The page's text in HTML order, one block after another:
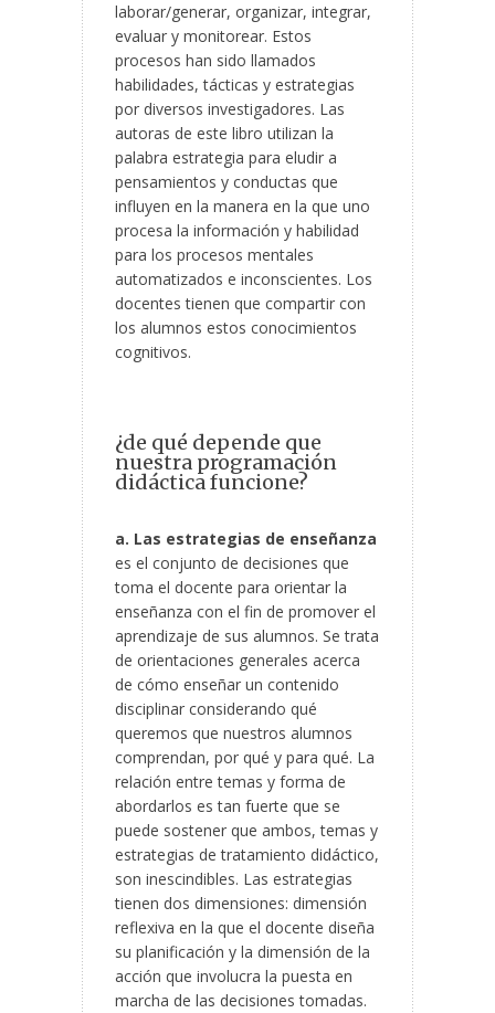
laborar/generar, organizar, integrar,
evaluar y monitorear. Estos
procesos han sido llamados
habilidades, tácticas y estrategias
por diversos investigadores. Las
autoras de este libro utilizan la
palabra estrategia para eludir a
pensamientos y conductas que
influyen en la manera en la que uno
procesa la información y habilidad
para los procesos mentales
automatizados e inconscientes. Los
docentes tienen que compartir con
los alumnos estos conocimientos
cognitivos.
¿de qué depende que
nuestra programación
didáctica funcione?
a. Las estrategias de enseñanza
es el conjunto de decisiones que
toma el docente para orientar la
enseñanza con el fin de promover el
aprendizaje de sus alumnos. Se trata
de orientaciones generales acerca
de cómo enseñar un contenido
disciplinar considerando qué
queremos que nuestros alumnos
comprendan, por qué y para qué. La
relación entre temas y forma de
abordarlos es tan fuerte que se
puede sostener que ambos, temas y
estrategias de tratamiento didáctico,
son inescindibles. Las estrategias
tienen dos dimensiones: dimensión
reflexiva en la que el docente diseña
su planificación y la dimensión de la
acción que involucra la puesta en
marcha de las decisiones tomadas.